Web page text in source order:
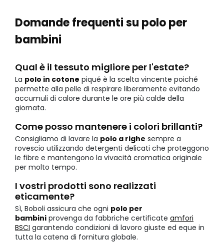
Domande frequenti su polo per
bambini
Qual è il tessuto migliore per l'estate?
La polo in cotone piqué è la scelta vincente poiché
permette alla pelle di respirare liberamente evitando
accumuli di calore durante le ore più calde della
giornata.
Come posso mantenere i colori brillanti?
Consigliamo di lavare la polo a righe sempre a
rovescio utilizzando detergenti delicati che proteggono
le fibre e mantengono la vivacità cromatica originale
per molto tempo.
I vostri prodotti sono realizzati
eticamente?
Sì, Boboli assicura che ogni polo per
bambini provenga da fabbriche certificate amfori
BSCI garantendo condizioni di lavoro giuste ed eque in
tutta la catena di fornitura globale.